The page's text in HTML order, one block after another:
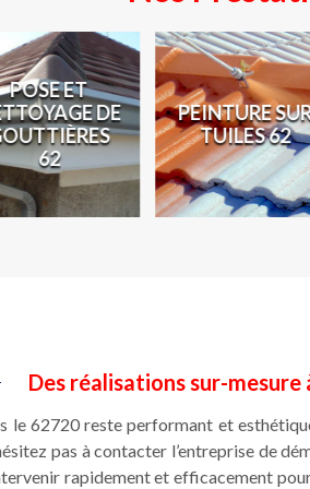
POSE ET
DE
62
PEINTURE
TUILES 62
Des réalisations sur-
le 62720 reste performant et
pas à contacter l’entreprise de
rapidement et efficacement